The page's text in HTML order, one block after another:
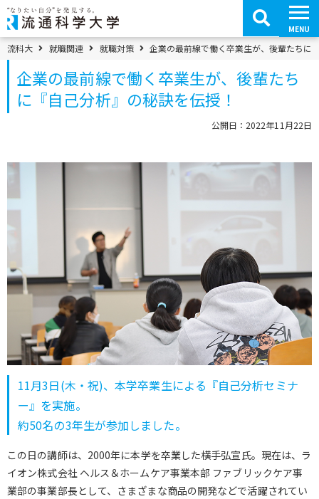
コ
ン
テ
ン
ツ
へ
移
MENU
パンくずメニュー
流科大 就職関連 就職対策 企業の最前線で働く卒業生が、後輩たちに
企業の最前線で働く卒業生が、後輩たち
に『自己分析』の秘訣を伝授！
公開日：2022年11月22日
11月3日(木・祝)、本学卒業生による『自己分析セミナ
ー』を実施。
約50名の3年生が参加しました。
この日の講師は、2000年に本学を卒業した横手弘宣氏。現在は、ラ
イオン株式会社 ヘルス＆ホームケア事業本部 ファブリックケア事
業部の事業部長として、さまざまな商品の開発などで活躍されてい